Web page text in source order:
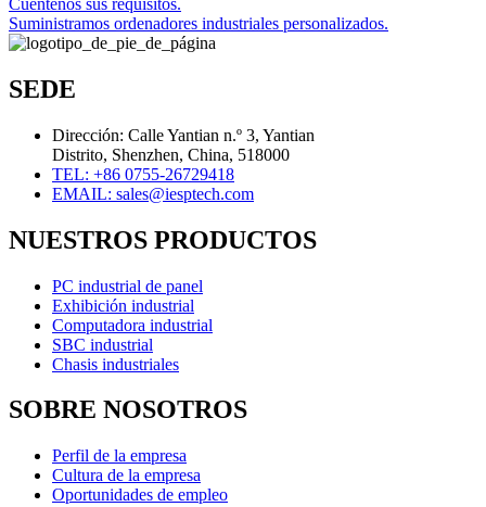
Cuéntenos sus requisitos.
Suministramos ordenadores industriales personalizados.
SEDE
Dirección: Calle Yantian n.º 3, Yantian
Distrito, Shenzhen, China, 518000
TEL: +86 0755-26729418
EMAIL: sales@iesptech.com
NUESTROS PRODUCTOS
PC industrial de panel
Exhibición industrial
Computadora industrial
SBC industrial
Chasis industriales
SOBRE NOSOTROS
Perfil de la empresa
Cultura de la empresa
Oportunidades de empleo